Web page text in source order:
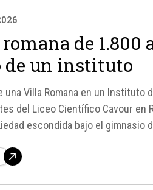
de 1.800
de un instituto
una Villa Romana en un Instituto
del Liceo Científico Cavour en
escondida bajo el